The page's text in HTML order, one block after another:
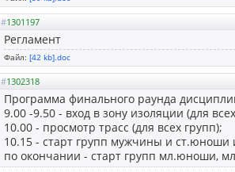
#1301197
Регламент
Файл: [42 kb].doc
#1302318
Программа финального раунда
9.00 -9.50 - вход в зону изоляции (для
10.00 - просмотр трасс (для всех групп);
10.15 - старт групп мужчины и
по окончании - старт групп мл.юноши,